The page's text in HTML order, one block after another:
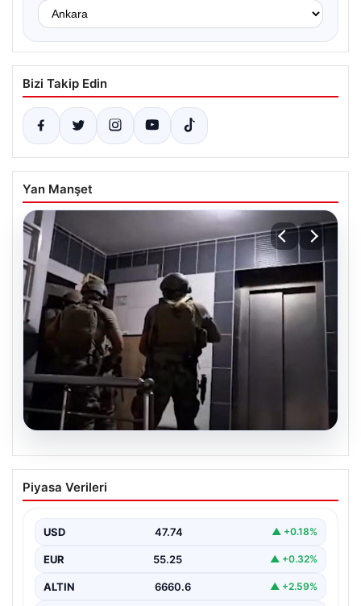
Bizi Takip Edin
Yan Manşet
İntihar Mektubu Üzerinden Ortaya
Çıkan Milyarlık Tefecilik Şebekesi
Elazığ'da, tefecilere olan borçlarını belirten bir intihar
büyük çaplı…
Piyasa Verileri
USD 47.74 ▲ +0.18%
EUR 55.25 ▲ +0.32%
ALTIN 6660.6 ▲ +2.59%